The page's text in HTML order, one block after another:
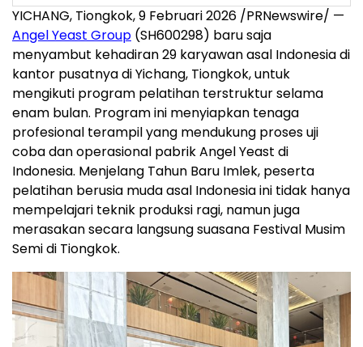
YICHANG, Tiongkok, 9 Februari 2026 /PRNewswire/ —
Angel Yeast Group (SH600298) baru saja
menyambut kehadiran 29 karyawan asal Indonesia di
kantor pusatnya di Yichang, Tiongkok, untuk
mengikuti program pelatihan terstruktur selama
enam bulan. Program ini menyiapkan tenaga
profesional terampil yang mendukung proses uji
coba dan operasional pabrik Angel Yeast di
Indonesia. Menjelang Tahun Baru Imlek, peserta
pelatihan berusia muda asal Indonesia ini tidak hanya
mempelajari teknik produksi ragi, namun juga
merasakan secara langsung suasana Festival Musim
Semi di Tiongkok.